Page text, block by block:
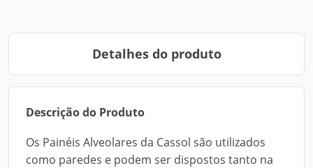
Detalhes do produto
Descrição do Produto
Os Painéis Alveolares da Cassol são utilizados
como paredes e podem ser dispostos tanto na